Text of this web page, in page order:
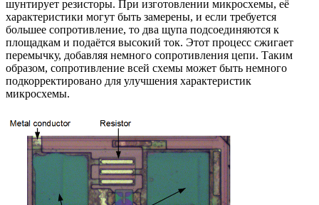
шунтирует резисторы. При изготовлении микросхемы, её
характеристики могут быть замерены, и если требуется
большее сопротивление, то два щупа подсоединяются к
площадкам и подаётся высокий ток. Этот процесс сжигает
перемычку, добавляя немного сопротивления цепи. Таким
образом, сопротивление всей схемы может быть немного
подкорректировано для улучшения характеристик
микросхемы.